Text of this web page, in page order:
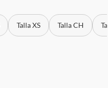
Talla XS Talla CH